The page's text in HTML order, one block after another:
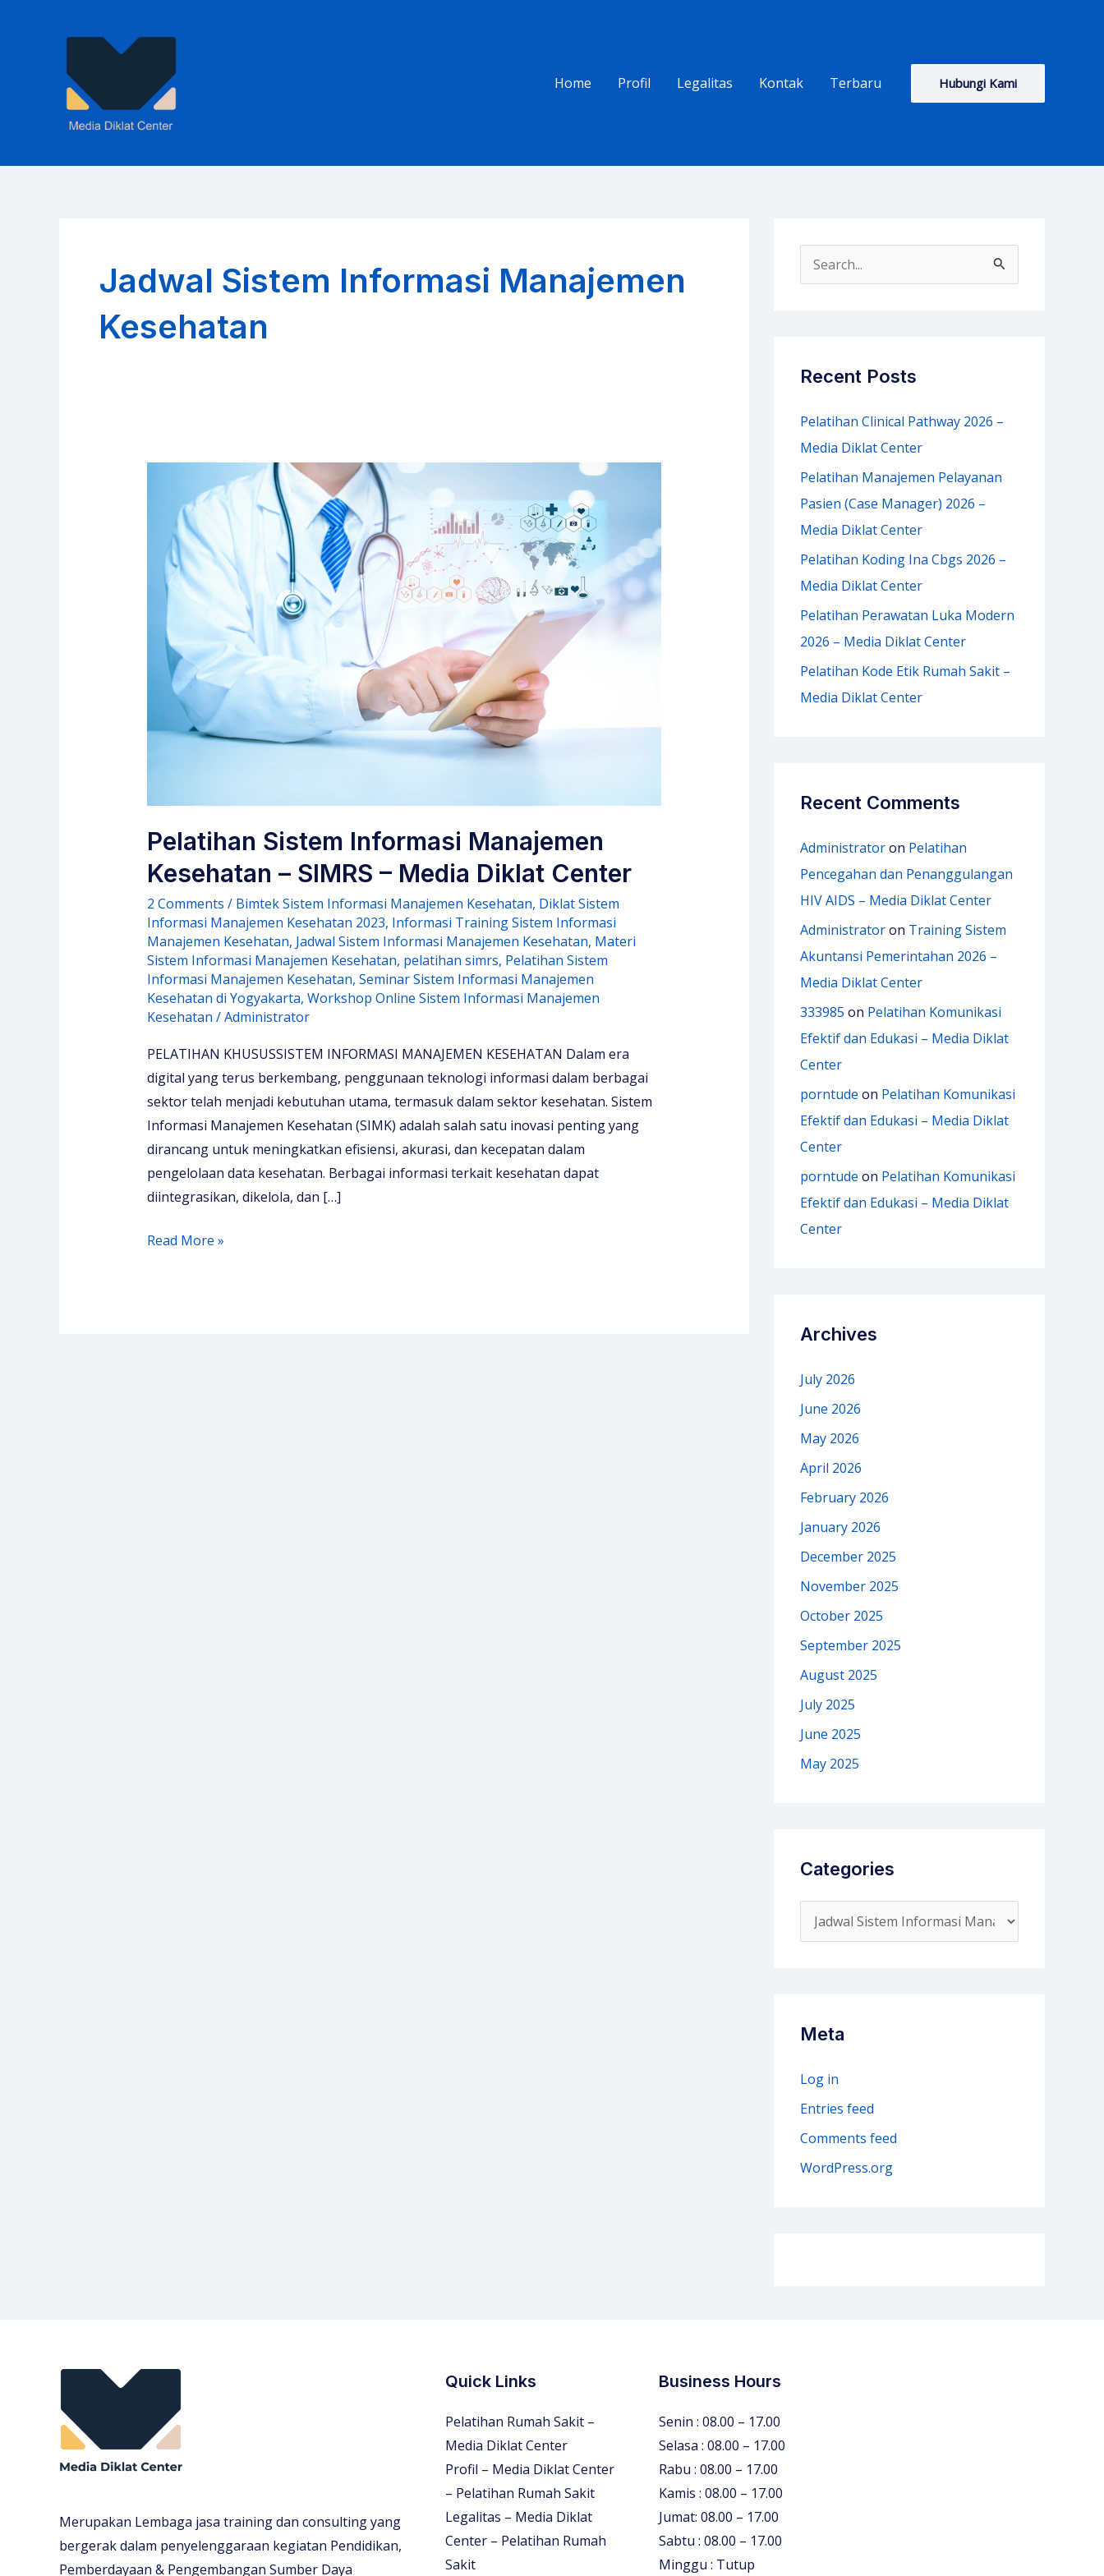
Home
Profil Legalitas Kontak Terbaru Hubungi Kami
Jadwal Sistem Informasi Manajemen
Kesehatan
Pelatihan Sistem Informasi Manajemen
Kesehatan – SIMRS – Media Diklat Center
2 Comments / Bimtek Sistem Informasi Manajemen Kesehatan, Diklat Sistem
Informasi Manajemen Kesehatan 2023, Informasi Training Sistem Informasi
Manajemen Kesehatan, Jadwal Sistem Informasi Manajemen Kesehatan, Materi
Sistem Informasi Manajemen Kesehatan, pelatihan simrs, Pelatihan Sistem
Informasi Manajemen Kesehatan, Seminar Sistem Informasi Manajemen
Kesehatan di Yogyakarta, Workshop Online Sistem Informasi Manajemen
Kesehatan /Administrator
PELATIHAN KHUSUSSISTEM INFORMASI MANAJEMEN KESEHATAN Dalam era
digital yang terus berkembang, penggunaan teknologi informasi dalam berbagai
sektor telah menjadi kebutuhan utama, termasuk dalam sektor kesehatan. Sistem
Informasi Manajemen Kesehatan (SIMK) adalah salah satu inovasi penting yang
dirancang untuk meningkatkan efisiensi, akurasi, dan kecepatan dalam
pengelolaan data kesehatan. Berbagai informasi terkait kesehatan dapat
diintegrasikan, dikelola, dan […]
Pelatihan
Read More »
e
h
f
o
Recent Posts
Pelatihan Clinical Pathway 2026 –
Media Diklat Center
Pelatihan Manajemen Pelayanan
Pasien (Case Manager) 2026 –
Media Diklat Center
Pelatihan Koding Ina Cbgs 2026 –
Media Diklat Center
Pelatihan Perawatan Luka Modern
2026 – Media Diklat Center
Pelatihan Kode Etik Rumah Sakit –
Media Diklat Center
Recent Comments
Administratoron Pelatihan
Pencegahan dan Penanggulangan
HIV AIDS – Media Diklat Center
Administratoron Training Sistem
Akuntansi Pemerintahan 2026 –
Media Diklat Center
333985 on Pelatihan Komunikasi
Efektif dan Edukasi – Media Diklat
Center
porntude on Pelatihan Komunikasi
Efektif dan Edukasi – Media Diklat
Center
porntude on Pelatihan Komunikasi
Efektif dan Edukasi – Media Diklat
Center
Archives
July 2026
June 2026
May 2026
April 2026
February 2026
January 2026
December 2025
November 2025
October 2025
September 2025
August 2025
July 2025
June 2025
May 2025
Categories
a
o
r
Meta
Log in
Entries feed
Comments feed
WordPress.org
Merupakan Lembaga jasa training dan consulting yang
bergerak dalam penyelenggaraan kegiatan Pendidikan,
Pemberdayaan & Pengembangan Sumber Daya
Quick Links
Pelatihan Rumah Sakit –
Media Diklat Center
Profil – Media Diklat Center
– Pelatihan Rumah Sakit
Legalitas – Media Diklat
Center – Pelatihan Rumah
Sakit
Business Hours
Senin : 08.00 – 17.00
Selasa : 08.00 – 17.00
Rabu : 08.00 – 17.00
Kamis : 08.00 – 17.00
Jumat: 08.00 – 17.00
Sabtu : 08.00 – 17.00
Minggu : Tutup